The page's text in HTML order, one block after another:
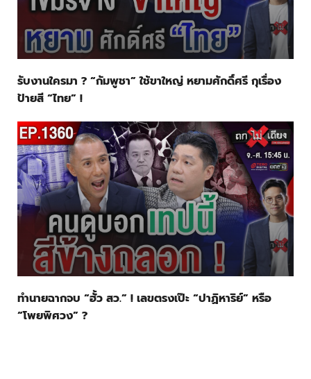
รับงานใครมา ? “กัมพูชา” ใช้ขาใหญ่ หยามศักดิ์ศรี กุเรื่อง
ป้ายสี “ไทย” !
ทำนายฉากจบ “ฮั้ว สว.” ! เลขตรงเป๊ะ “ปาฏิหาริย์” หรือ
“โพยพิศวง” ?